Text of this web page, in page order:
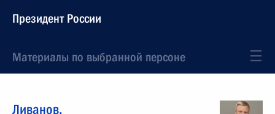
Президент России
Материалы по выбранной персоне
Ливанов,